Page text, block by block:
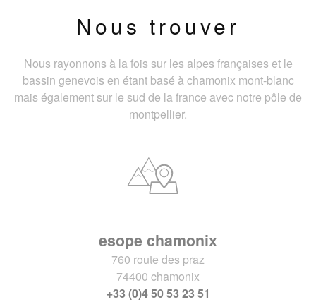
Nous trouver
Nous rayonnons à la fois sur les alpes françaises et le
bassin genevois en étant basé à chamonix mont-blanc
mais également sur le sud de la france avec notre pôle de
montpellier.
esope chamonix
760 route des praz
74400 chamonix
+33 (0)4 50 53 23 51